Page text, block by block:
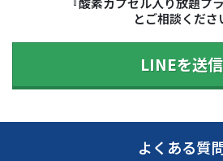
とご相談くださ
LINEを送信
よくある質